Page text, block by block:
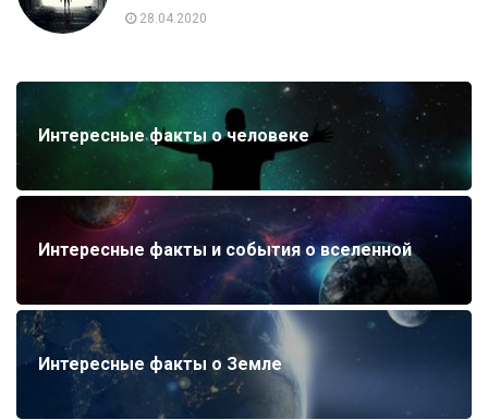
28.04.2020
Интересные факты о человеке
Интересные факты и события о вселенной
Интересные факты о Земле